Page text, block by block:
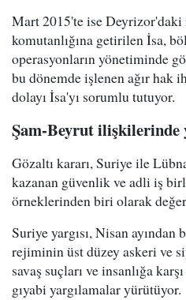
Mart 2015'te ise
komutanlığına getirilen İsa,
operasyonların yönetiminde
bu dönemde işlenen ağır hak
dolayı İsa'yı sorumlu tutuyor.
Şam-Beyrut ilişkilerinde
Gözaltı kararı, Suriye ile
kazanan güvenlik ve adli iş
örneklerinden biri olarak
Suriye yargısı, Nisan ayından
rejiminin üst düzey askeri ve
savaş suçları ve insanlığa
gıyabi yargılamalar yürütüyor.